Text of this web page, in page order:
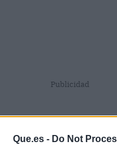
Que.es - Do Not
Publicidad